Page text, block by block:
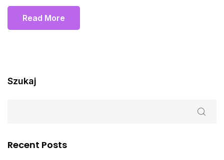
Read More
Szukaj
Recent Posts